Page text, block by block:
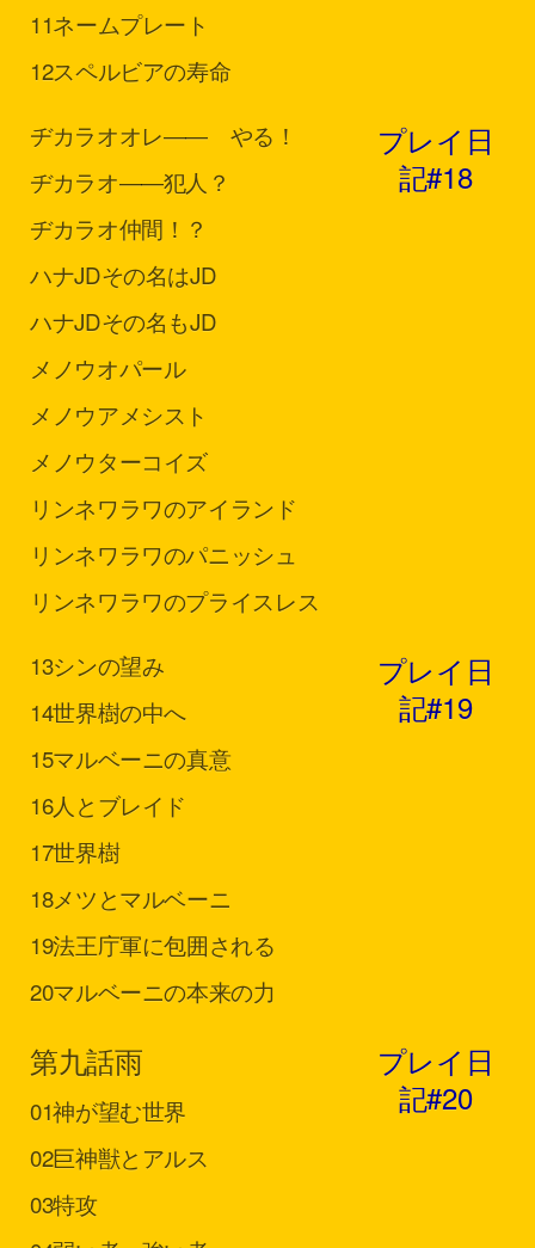
11ネームプレート
12スペルビアの寿命
ヂカラオオレ―― やる！
ヂカラオ――犯人？
ヂカラオ仲間！？
ハナJDその名はJD
ハナJDその名もJD
メノウオパール
メノウアメシスト
メノウターコイズ
リンネワラワのアイランド
リンネワラワのパニッシュ
リンネワラワのプライスレス
プレイ日
記#18
13シンの望み
14世界樹の中へ
15マルベーニの真意
16人とブレイド
17世界樹
18メツとマルベーニ
19法王庁軍に包囲される
20マルベーニの本来の力
プレイ日
記#19
第九話雨
01神が望む世界
02巨神獣とアルス
03特攻
プレイ日
記#20